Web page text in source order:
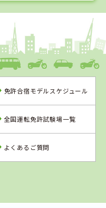
予 約
ングスクール
詳 細
免許合宿モデルスケジュール
全国運転免許試験場一覧
よくあるご質問